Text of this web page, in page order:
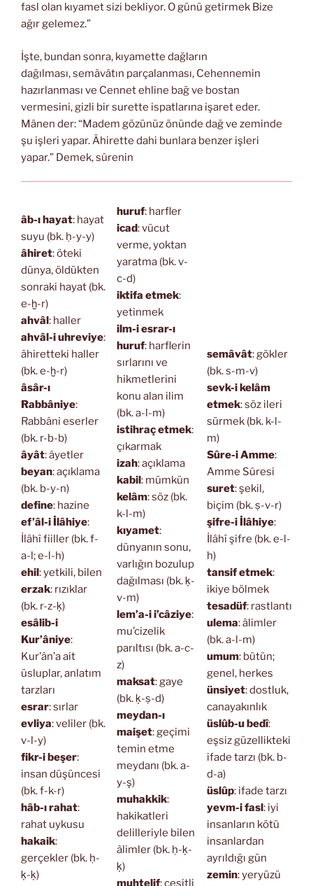
fasl olan kıyamet sizi bekliyor. O günü getirmek Bize
ağır gelemez.”
İşte, bundan sonra, kıyamette dağların
dağılması, semâvâtın parçalanması, Cehennemin
hazırlanması ve Cennet ehline bağ ve bostan
vermesini, gizli bir surette ispatlarına işaret eder.
Mânen der: “Madem gözünüz önünde dağ ve zeminde
şu işleri yapar. Âhirette dahi bunlara benzer işleri
yapar.” Demek, sûrenin
âb-ı hayat: hayat
suyu (bk. ḥ-y-y)
âhiret: öteki
dünya, öldükten
sonraki hayat (bk.
e-ḫ-r)
ahvâl: haller
ahvâl-i uhreviye:
âhiretteki haller
(bk. e-ḫ-r)
âsâr-ı
Rabbâniye:
Rabbâni eserler
(bk. r-b-b)
âyât: âyetler
beyan: açıklama
(bk. b-y-n)
define: hazine
ef’âl-i İlâhiye:
İlâhî fiiller (bk. f-
a-l; e-l-h)
ehil: yetkili, bilen
erzak: rızıklar
(bk. r-z-ḳ)
esâlib-i
Kur’âniye:
Kur’ân’a ait
üsluplar, anlatım
tarzları
esrar: sırlar
evliya: veliler (bk.
v-l-y)
fikr-i beşer:
insan düşüncesi
(bk. f-k-r)
hâb-ı rahat:
rahat uykusu
hakaik:
gerçekler (bk. ḥ-
ḳ-ḳ)
huruf: harfler
icad: vücut
verme, yoktan
yaratma (bk. v-
c-d)
iktifa etmek:
yetinmek
ilm-i esrar-ı
huruf: harflerin
sırlarını ve
hikmetlerini
konu alan ilim
(bk. a-l-m)
istihraç etmek:
çıkarmak
izah: açıklama
kabil: mümkün
kelâm: söz (bk.
k-l-m)
kıyamet:
dünyanın sonu,
varlığın bozulup
dağılması (bk. ḳ-
v-m)
lem’a-i i’câziye:
mu’cizelik
parıltısı (bk. a-c-
z)
maksat: gaye
(bk. ḳ-ṣ-d)
meydan-ı
maişet: geçimi
temin etme
meydanı (bk. a-
y-ş)
muhakkik:
hakikatleri
delilleriyle bilen
âlimler (bk. ḥ-ḳ-
ḳ)
muhtelif: çeşitli
semâvât: gökler
(bk. s-m-v)
sevk-i kelâm
etmek: söz ileri
sürmek (bk. k-l-
m)
Sûre-i Amme:
Amme Sûresi
suret: şekil,
biçim (bk. ṣ-v-r)
şifre-i İlâhiye:
İlâhî şifre (bk. e-l-
h)
tansif etmek:
ikiye bölmek
tesadüf: rastlantı
ulema: âlimler
(bk. a-l-m)
umum: bütün;
genel, herkes
ünsiyet: dostluk,
canayakınlık
üslûb-u bedî:
eşsiz güzellikteki
ifade tarzı (bk. b-
d-a)
üslûp: ifade tarzı
yevm-i fasl: iyi
insanların kötü
insanlardan
ayrıldığı gün
zemin: yeryüzü